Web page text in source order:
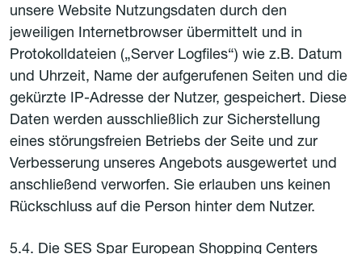
unsere Website Nutzungsdaten durch den
jeweiligen Internetbrowser übermittelt und in
Protokolldateien („Server Logfiles“) wie z.B. Datum
und Uhrzeit, Name der aufgerufenen Seiten und die
gekürzte IP-Adresse der Nutzer, gespeichert. Diese
Daten werden ausschließlich zur Sicherstellung
eines störungsfreien Betriebs der Seite und zur
Verbesserung unseres Angebots ausgewertet und
anschließend verworfen. Sie erlauben uns keinen
Rückschluss auf die Person hinter dem Nutzer.
5.4. Die SES Spar European Shopping Centers